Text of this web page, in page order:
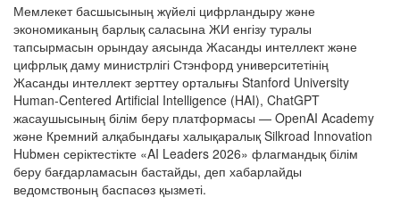
Мемлекет басшысының жүйелі цифрландыру және
экономиканың барлық саласына ЖИ енгізу туралы
тапсырмасын орындау аясында Жасанды интеллект және
цифрлық даму министрлігі Стэнфорд университетінің
Жасанды интеллект зерттеу орталығы Stanford University
Human-Centered Artificial Intelligence (HAI), ChatGPT
жасаушысының білім беру платформасы — OpenAI Academy
және Кремний алқабындағы халықаралық Silkroad Innovation
Hubмен серіктестікте «AI Leaders 2026» флагмандық білім
беру бағдарламасын бастайды, деп хабарлайды
ведомствоның баспасөз қызметі.